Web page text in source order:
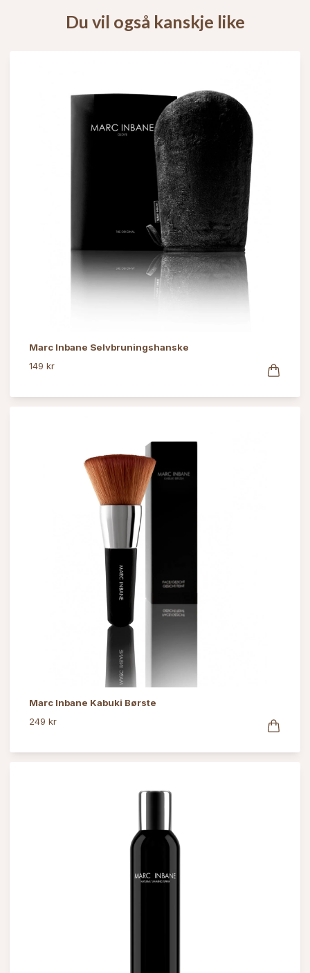
Du vil også kanskje like
Marc Inbane Selvbruningshanske
149 kr
Marc Inbane Kabuki Børste
249 kr